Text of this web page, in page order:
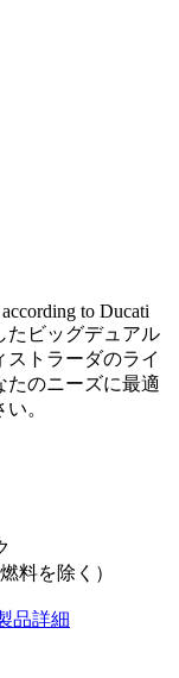
to Ducati
たビッグデュアル
トラーダのライ
たのニーズに最適
。
料を除く）
品詳細